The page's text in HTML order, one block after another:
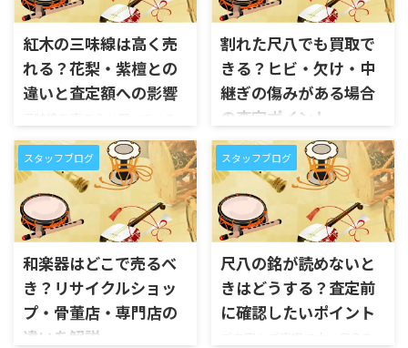
蒔絵、皮の状態、調べ緒、ケ
ースや箱などによって査 ...
は、演奏用途や中古市場での
需要に関わるため、査定時に
も確認 ...
味線に詳しくない方にとって
「どこを見れば分かるのか」
「金細があると本当に買取価
格が上がるのか」が分かりに
金細は、三味線の棹の継ぎ手
部分に金属加工が施された仕
様のことを指す場合が多く、
高級三味線を見分ける手がか
りのひとつになります。特に、
紅木の棹、綾杉胴、子持ち綾
杉胴、津軽三味線や義太夫三
味線などの太 ...
込めばよいのでは」と考える
方も多いのではないでしょう
か。 もちろん、総合買取店で
も和楽器を査定してもらえる場
合はあります。しかし、和楽器
は一般的な中古品とは異なり、
品、演奏用としての需要など、
専門的に確認すべきポイントが
多い楽器です。 たとえば、尺
八であれば製管師の銘や長
さ、三味線であれば紅木・金
細・綾杉胴、和太鼓や鼓であ
れば胴や皮、篠笛や笙であれ
ば ...
紅木の三味線は高く売
れる？花梨・紫檀との
違いと査定額への影響
と、「紅木の三味線は高く売れ
る」「紫檀や花梨とは査定額
が違う」といった情報を目に
することがあります。しかし、
三味線に詳しくない方にとって
は、紅木・紫檀・花梨の違い
や、自分の三味線がどの素材
なのかを判断するのは難しい
のではないでしょうか。 三味
線の査定では、棹に使われてい
る素材が重要なポイントにな
割れた尺八でも買取で
きる？ヒビ・欠け・中
継ぎの傷みがある場合
の査定ポイント
ご自宅やご実家で古い尺八を
見つけたものの、管体に割れ
やヒビがあったり、歌口が欠け
ていたり、中継ぎ部分に傷みが
あったりすると、「この状態で
は売れないのではないか」と
不安になる方は少なくありま
せん。 尺八は竹で作られるこ
とが多い和楽器のため、長年
の使用や保管環境によって、割
スタッフブログ
和楽器はどこで売るべ
き？リサイクルショッ
プ・骨董店・専門店の
違いを解説
スタッフブログ
尺八の銘が読めないと
きはどうする？査定前
に確認したいポイント